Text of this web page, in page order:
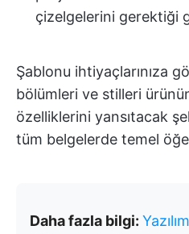
çizelgelerini gerektiği
Şablonu ihtiyaçlarınıza
bölümleri ve stilleri
özelliklerini yansıtacak
tüm belgelerde temel
Daha fazla bilgi: